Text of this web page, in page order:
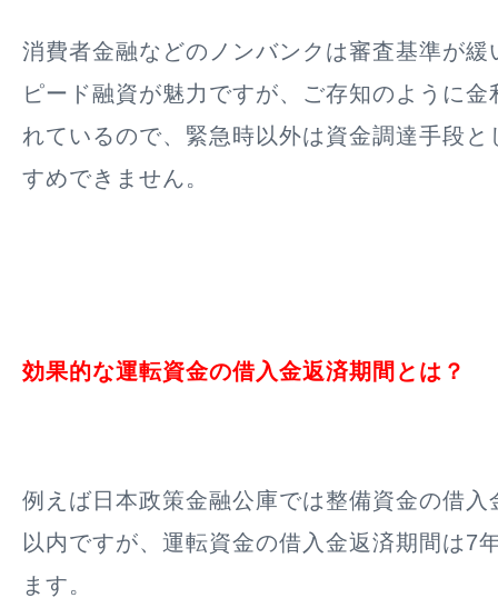
消費者金融などのノンバンクは審査基準が緩
ピード融資が魅力ですが、ご存知のように
れているので、緊急時以外は資金調達手段と
すめできません。
効果的な運転資金の借入金返済期間とは？
例えば日本政策金融公庫では整備資金の借
以内ですが、運転資金の借入金返済期間は7
ます。